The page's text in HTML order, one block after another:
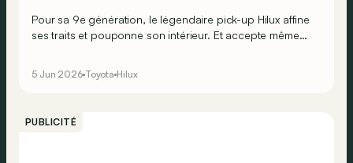
Pour sa 9e génération, le légendaire pick-up Hilux affine
ses traits et pouponne son intérieur. Et accepte même
diesel microhybride (MHEV) pour le savoir.
5 Jun 2026 Toyota Hilux
PUBLICITÉ